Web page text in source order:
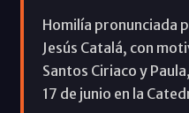
Homilía pronunciada
Jesús Catalá, con
Santos Ciriaco y
17 de junio en la